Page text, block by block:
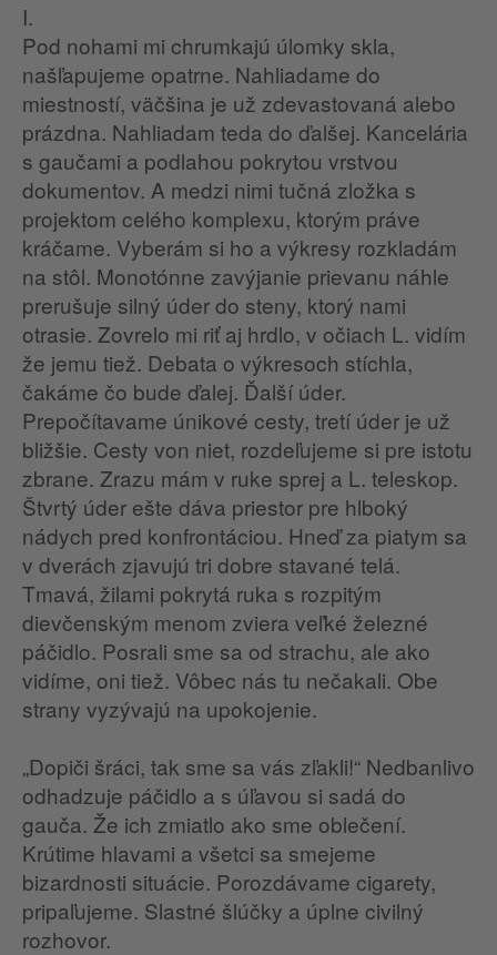
I.
Pod nohami mi chrumkajú úlomky skla,
našľapujeme opatrne. Nahliadame do
miestností, väčšina je už zdevastovaná alebo
prázdna. Nahliadam teda do ďalšej. Kancelária
s gaučami a podlahou pokrytou vrstvou
dokumentov. A medzi nimi tučná zložka s
projektom celého komplexu, ktorým práve
kráčame. Vyberám si ho a výkresy rozkladám
na stôl. Monotónne zavýjanie prievanu náhle
prerušuje silný úder do steny, ktorý nami
otrasie. Zovrelo mi riť aj hrdlo, v očiach L. vidím
že jemu tiež. Debata o výkresoch stíchla,
čakáme čo bude ďalej. Ďalší úder.
Prepočítavame únikové cesty, tretí úder je už
bližšie. Cesty von niet, rozdeľujeme si pre istotu
zbrane. Zrazu mám v ruke sprej a L. teleskop.
Štvrtý úder ešte dáva priestor pre hlboký
nádych pred konfrontáciou. Hneď za piatym sa
v dverách zjavujú tri dobre stavané telá.
Tmavá, žilami pokrytá ruka s rozpitým
dievčenským menom zviera veľké železné
páčidlo. Posrali sme sa od strachu, ale ako
vidíme, oni tiež. Vôbec nás tu nečakali. Obe
strany vyzývajú na upokojenie.
„Dopiči šráci, tak sme sa vás zľakli!“ Nedbanlivo
odhadzuje páčidlo a s úľavou si sadá do
gauča. Že ich zmiatlo ako sme oblečení.
Krútime hlavami a všetci sa smejeme
bizardnosti situácie. Porozdávame cigarety,
pripaľujeme. Slastné šlúčky a úplne civilný
rozhovor.